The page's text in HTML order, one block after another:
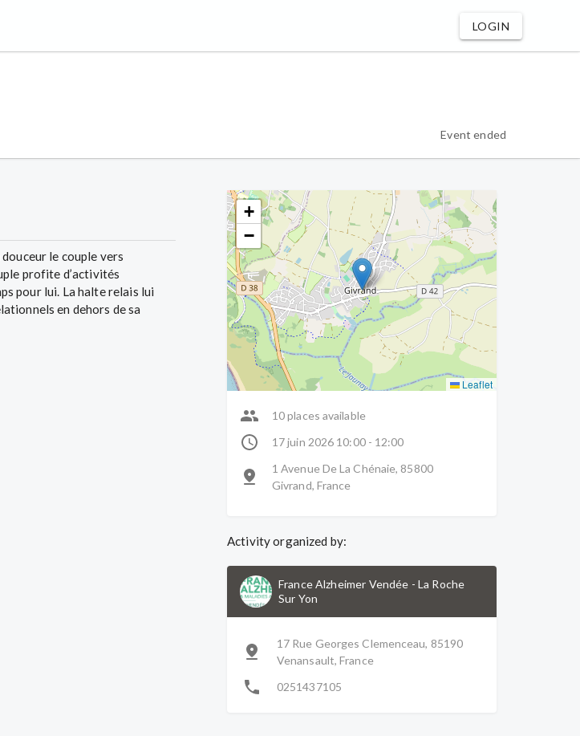
LOGIN
Event ended
le couple vers
profite d’activités
pour lui. La halte relais lui
en dehors de sa
+
−
Leaflet
10 places available
17 juin 2026 10:00 - 12:00
1 Avenue De La Chénaie, 85800
Givrand, France
Activity organized by:
France Alzheimer Vendée - La Roche
Sur Yon
17 Rue Georges Clemenceau, 85190
Venansault, France
0251437105